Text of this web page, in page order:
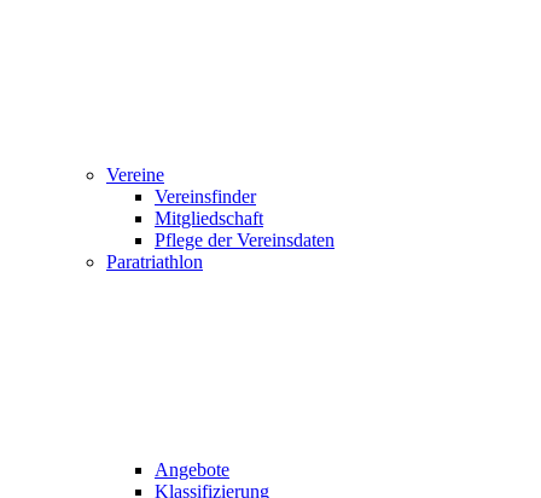
Vereine
Vereinsfinder
Mitgliedschaft
Pflege der Vereinsdaten
Paratriathlon
Angebote
Klassifizierung